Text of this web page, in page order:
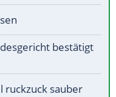
bestätigt
ruckzuck sauber